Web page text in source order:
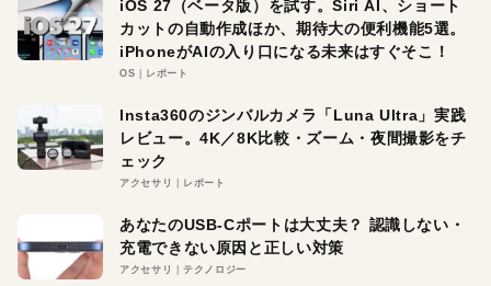
iOS 27（ベータ版）を試す。Siri AI、ショート
カットの自動作成ほか、期待大の便利機能5選。
iPhoneがAIの入り口になる未来はすぐそこ！
OS レポート
Insta360のジンバルカメラ「Luna Ultra」実践
レビュー。4K／8K比較・ズーム・夜間撮影をチ
ェック
アクセサリ レポート
あなたのUSB-Cポートは大丈夫？ 認識しない・
充電できない原因と正しい対策
アクセサリ テクノロジー